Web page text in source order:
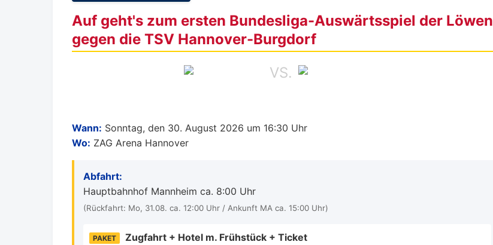
Auf geht's zum ersten Bundesliga-Auswärtsspiel der Löwen
gegen die TSV Hannover-Burgdorf
VS.
Wann: Sonntag, den 30. August 2026 um 16:30 Uhr
Wo: ZAG Arena Hannover
Abfahrt:
Hauptbahnhof Mannheim ca. 8:00 Uhr
(Rückfahrt: Mo, 31.08. ca. 12:00 Uhr / Ankunft MA ca. 15:00 Uhr)
PAKET Zugfahrt + Hotel m. Frühstück + Ticket